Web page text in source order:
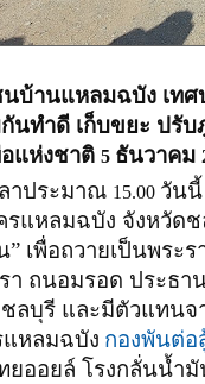
หลมฉบัง เทศบา
นทำดี เก็บขยะ ปรั
แห่งชาติ 5 ธันวาคม
ลาประมาณ 15.00 วันนี้
แหลมฉบัง จังหวัด
เพื่อถวายเป็นพระ
า ถนอมรอด ประธ
ลบุรี และมีตัวแทนจ
แหลมฉบัง กองพันต่
ยออยล์ โรงกลั่นน้ำ